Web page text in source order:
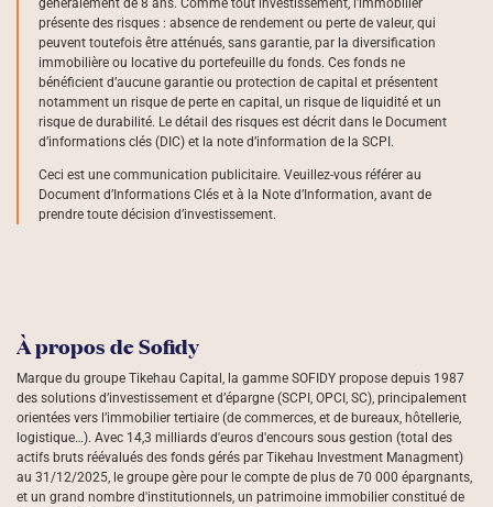
généralement de 8 ans. Comme tout investissement, l’immobilier
présente des risques : absence de rendement ou perte de valeur, qui
peuvent toutefois être atténués, sans garantie, par la diversification
immobilière ou locative du portefeuille du fonds. Ces fonds ne
bénéficient d’aucune garantie ou protection de capital et présentent
notamment un risque de perte en capital, un risque de liquidité et un
risque de durabilité. Le détail des risques est décrit dans le Document
d’informations clés (DIC) et la note d’information de la SCPI.
Ceci est une communication publicitaire. Veuillez-vous référer au
Document d’Informations Clés et à la Note d’Information, avant de
prendre toute décision d’investissement.
À propos de Sofidy
Marque du groupe Tikehau Capital, la gamme SOFIDY propose depuis 1987
des solutions d’investissement et d’épargne (SCPI, OPCI, SC), principalement
orientées vers l’immobilier tertiaire (de commerces, et de bureaux, hôtellerie,
logistique…). Avec 14,3 milliards d'euros d'encours sous gestion (total des
actifs bruts réévalués des fonds gérés par Tikehau Investment Managment)
au 31/12/2025, le groupe gère pour le compte de plus de 70 000 épargnants,
et un grand nombre d'institutionnels, un patrimoine immobilier constitué de